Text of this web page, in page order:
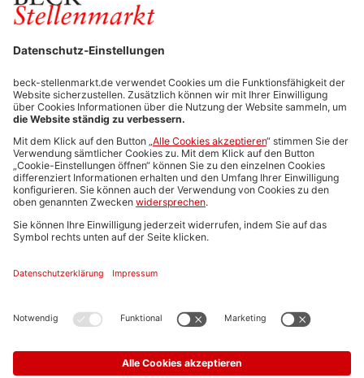
FÜR ARBEITGEBER
Stellenmarktpreise
Anzeigen-AGB
Media-Daten
Newsletteranmeldung
Produktübersicht
ALLGEMEIN
FAQs
Impressum
Stellenangebote C.H.BECK